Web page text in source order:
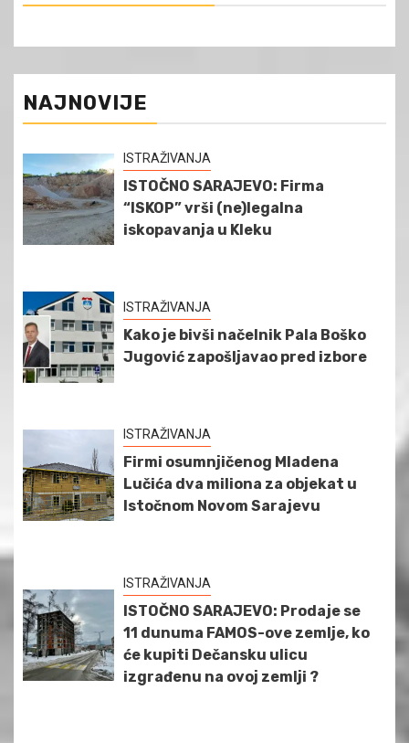
NAJNOVIJE
ISTRAŽIVANJA
ISTOČNO SARAJEVO: Firma
“ISKOP” vrši (ne)legalna
iskopavanja u Kleku
ISTRAŽIVANJA
Kako je bivši načelnik Pala Boško
Jugović zapošljavao pred izbore
ISTRAŽIVANJA
Firmi osumnjičenog Mladena
Lučića dva miliona za objekat u
Istočnom Novom Sarajevu
ISTRAŽIVANJA
ISTOČNO SARAJEVO: Prodaje se
11 dunuma FAMOS-ove zemlje, ko
će kupiti Dečansku ulicu
izgrađenu na ovoj zemlji ?